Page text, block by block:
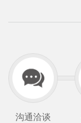
沟通洽谈